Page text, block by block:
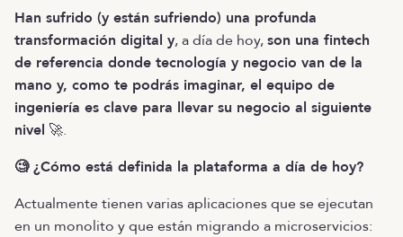
Han sufrido (y están sufriendo) una profunda
transformación digital y, a día de hoy,son una fintech
de referencia donde tecnología y negocio van de la
mano y, como te podrás imaginar, el equipo de
ingeniería es clave para llevar su negocio al siguiente
nivel 🚀.
🧐 ¿Cómo está definida la plataforma a día de hoy?
Actualmente tienen varias aplicaciones que se ejecutan
en un monolito y que están migrando a microservicios: